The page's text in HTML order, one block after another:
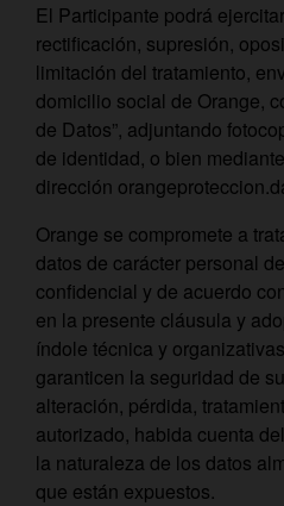
El Participante podrá
rectificación, supresión,
limitación del tratamiento,
domicilio social de Orange,
de Datos”, adjuntando
de identidad, o bien
dirección
Orange se compromete a
datos de carácter personal
confidencial y de acuerdo
en la presente cláusula y
índole técnica y
garanticen la seguridad de
alteración, pérdida,
autorizado, habida cuenta
la naturaleza de los datos
que están expuestos.